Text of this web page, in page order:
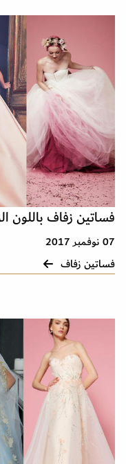
فساتين زفاف باللون
07 نوفمبر 2017
فساتين زفاف